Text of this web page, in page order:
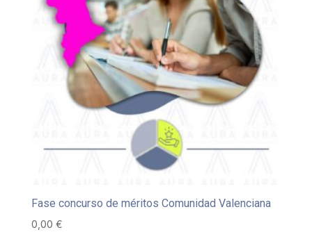
Fase concurso de méritos Comunidad Valenciana
0,00 €